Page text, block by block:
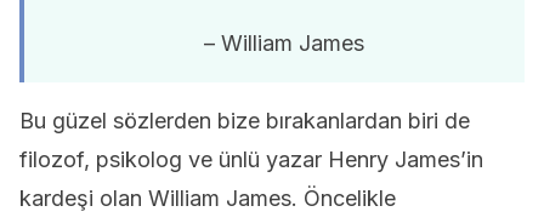
– William James
Bu güzel sözlerden bize bırakanlardan biri de
filozof, psikolog ve ünlü yazar Henry James’in
kardeşi olan William James. Öncelikle